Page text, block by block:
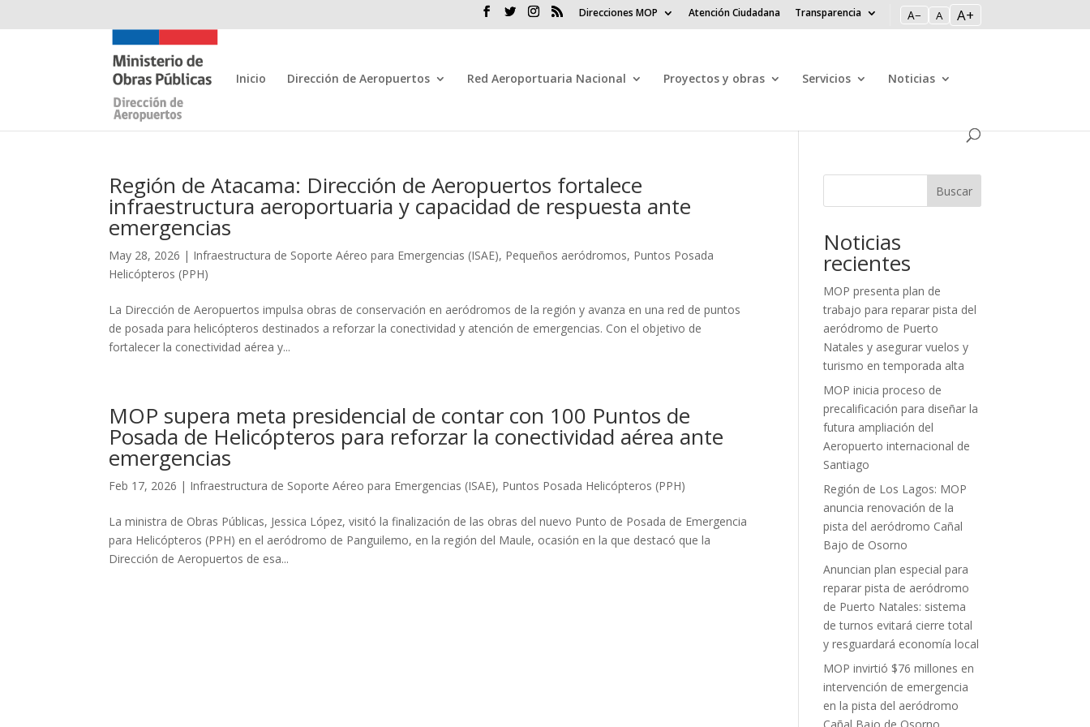
Direcciones MOP Atención Ciudadana Transparencia A− A A+
Inicio Dirección de Aeropuertos Red Aeroportuaria Nacional Proyectos y obras Servicios Noticias
Región de Atacama: Dirección de Aeropuertos fortalece
infraestructura aeroportuaria y capacidad de respuesta ante
emergencias
May 28, 2026 | Infraestructura de Soporte Aéreo para Emergencias (ISAE), Pequeños aeródromos, Puntos Posada
Helicópteros (PPH)
La Dirección de Aeropuertos impulsa obras de conservación en aeródromos de la región y avanza en una red de puntos
de posada para helicópteros destinados a reforzar la conectividad y atención de emergencias. Con el objetivo de
fortalecer la conectividad aérea y...
MOP supera meta presidencial de contar con 100 Puntos de
Posada de Helicópteros para reforzar la conectividad aérea ante
emergencias
Feb 17, 2026 | Infraestructura de Soporte Aéreo para Emergencias (ISAE), Puntos Posada Helicópteros (PPH)
La ministra de Obras Públicas, Jessica López, visitó la finalización de las obras del nuevo Punto de Posada de Emergencia
para Helicópteros (PPH) en el aeródromo de Panguilemo, en la región del Maule, ocasión en la que destacó que la
Dirección de Aeropuertos de esa...
Buscar
Noticias
recientes
MOP presenta plan de
trabajo para reparar pista del
aeródromo de Puerto
Natales y asegurar vuelos y
turismo en temporada alta
MOP inicia proceso de
precalificación para diseñar la
futura ampliación del
Aeropuerto internacional de
Santiago
Región de Los Lagos: MOP
anuncia renovación de la
pista del aeródromo Cañal
Bajo de Osorno
Anuncian plan especial para
reparar pista de aeródromo
de Puerto Natales: sistema
de turnos evitará cierre total
y resguardará economía local
MOP invirtió $76 millones en
intervención de emergencia
en la pista del aeródromo